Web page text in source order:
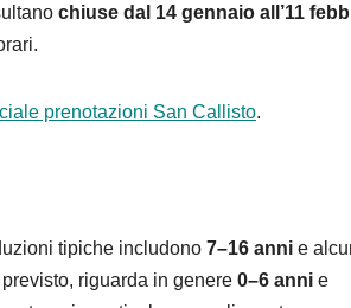
chiuse dal 14 gennaio all’11
prenotazioni San Callisto.
tipiche includono 7–16 anni e
riguarda in genere 0–6 anni e